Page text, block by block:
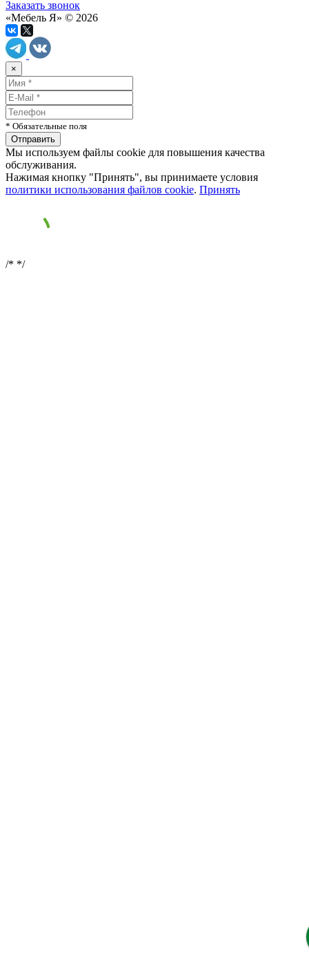
Заказать звонок
«Мебель Я» © 2026
×
* Обязательные поля
Мы используем файлы cookie для повышения качества
обслуживания.
Нажимая кнопку "Принять", вы принимаете условия
политики использования файлов cookie. Принять
/* */